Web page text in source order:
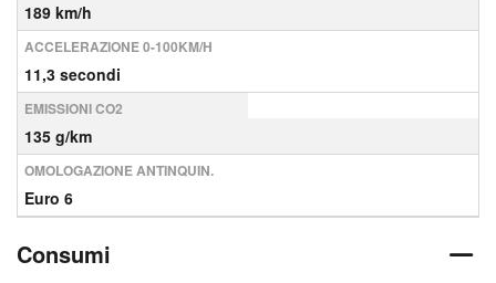
189 km/h
ACCELERAZIONE 0-100KM/H
11,3 secondi
EMISSIONI CO2
135 g/km
OMOLOGAZIONE ANTINQUIN.
Euro 6
Consumi